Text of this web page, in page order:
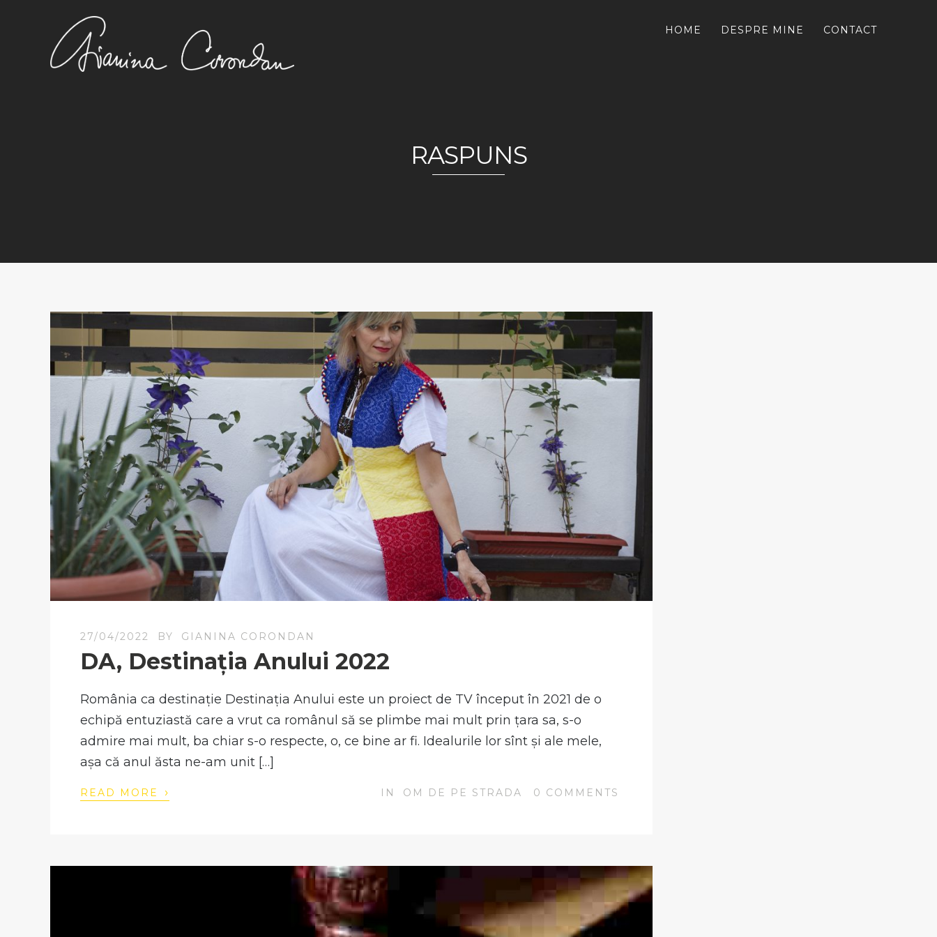
HOME DESPRE MINE CONTACT
RASPUNS
27/04/2022 BY GIANINA CORONDAN
DA, Destinația Anului 2022
România ca destinație Destinația Anului este un proiect de TV început în 2021 de o
echipă entuziastă care a vrut ca românul să se plimbe mai mult prin țara sa, s-o
admire mai mult, ba chiar s-o respecte, o, ce bine ar fi. Idealurile lor sînt și ale mele,
așa că anul ăsta ne-am unit […]
READ MORE › IN OM DE PE STRADA 0 COMMENTS